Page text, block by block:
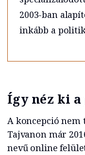
2003-ban
inkább a
Így néz ki
A koncepció nem
Tajvanon már
nevű online